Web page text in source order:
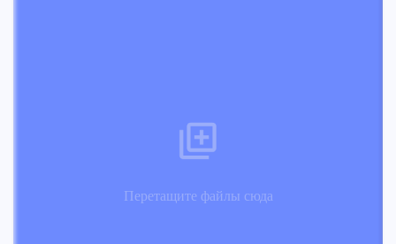
Перетащите файлы сюда